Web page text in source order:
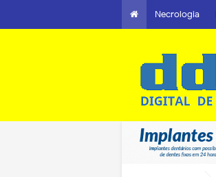
Necrologia